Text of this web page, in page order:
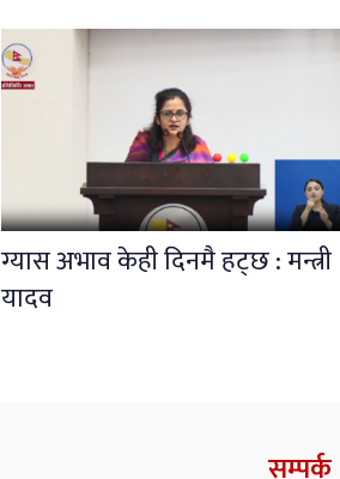
ग्यास अभाव केही दिनमै हट्छ : मन्त्री
यादव
सम्पर्क